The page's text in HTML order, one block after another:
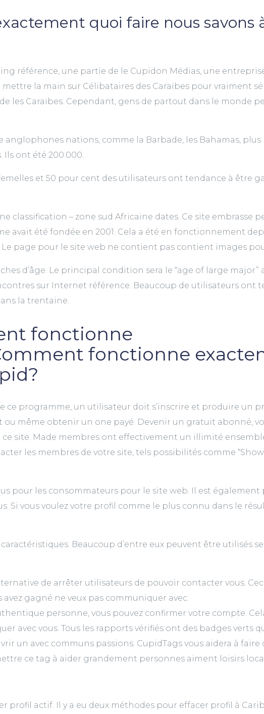
quoi faire nous savons
référence, une partie de le Cupidon Médias, une
la main sur Célibataires des Caraïbes pour vraiment
les Caraïbes. Cependant, gens de partout dans le monde
nations, comme la Barbade, les Bahamas, plus
Ils ont été 200.000.
et 50 pour cent des utilisateurs ont tendance à être
classification – zone sud Africaine dates. Ce site embrasse
avait été fondée en 2001. Cela a été en fonctionnement
page pour le site web ne contient pas contient images
d’âge. Le principal condition sera le “age of large major”
sur Internet référence. Beaucoup de utilisateurs ont
la trentaine.
fonctionne
fonctionne
programme, un utilisateur doit s’inscrire et produire un
même obtenir un one payé. Devenir un gratuit abonné,
site. Made membres ont effectivement un illimité
les membres de votre site, tels possibilités comme
pour les consommateurs pour le site web. Il est
Si vous voulez votre profil comme le plus connu dans le
Beaucoup d’entre eux peuvent être utilisés
de arrêter utilisateurs de pouvoir contacter vous.
gagné ne veux pas communiquer avec.
personne, vous pouvez confirmer votre compte.
avec vous. Tous les rapports vérifiés ont des badges
un avec communs passions. CupidTags vous aidera à faire
ce tag à aider grandement personnes aiment loisirs
profil actif. Il y a eu deux méthodes pour effacer profil à